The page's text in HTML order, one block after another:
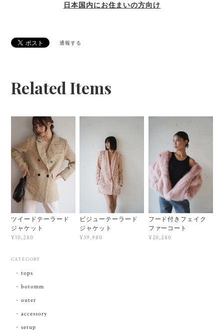
日本国内にお住まいの方向け
通報する
Related Items
ツイードテーラード
ジャケット
¥10,280
ビジューテーラード
ジャケット
¥39,980
フード付きフェイク
ファーコート
¥20,280
CATEGORY
tops
botomm
outer
accessory
setup